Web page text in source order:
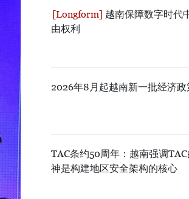
越南保障数字时代
由权利
2026年8月起越南新一批经济政
TAC条约50周年：越南强调
神是构建地区安全架构的核心